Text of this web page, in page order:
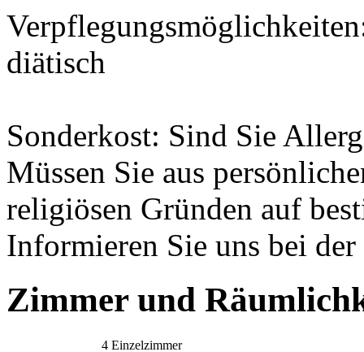
diätisch
Sonderkost: Sind Sie
Müssen Sie aus
religiösen Gründen auf
Informieren Sie uns bei
Zimmer und
4 Einzelzimmer